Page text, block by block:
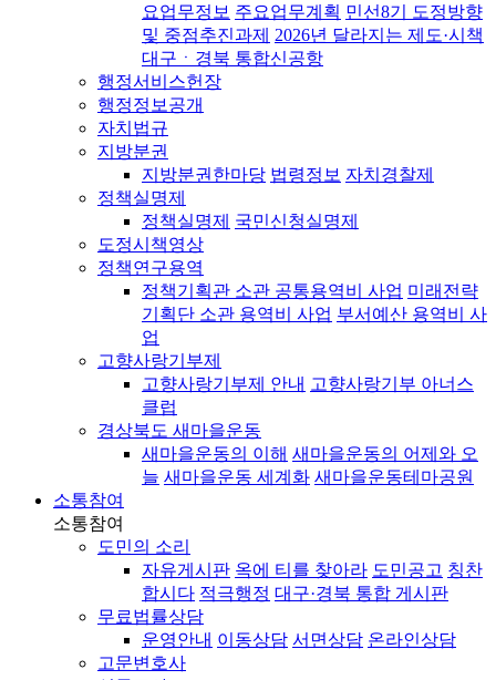
요업무정보 주요업무계획 민선8기 도정방향
및 중점추진과제 2026년 달라지는 제도·시책
대구ㆍ경북 통합신공항
행정서비스헌장
행정정보공개
자치법규
지방분권
지방분권한마당 법령정보 자치경찰제
정책실명제
정책실명제 국민신청실명제
도정시책영상
정책연구용역
정책기획관 소관 공통용역비 사업 미래전략
기획단 소관 용역비 사업 부서예산 용역비 사
업
고향사랑기부제
고향사랑기부제 안내 고향사랑기부 아너스
클럽
경상북도 새마을운동
새마을운동의 이해 새마을운동의 어제와 오
늘 새마을운동 세계화 새마을운동테마공원
소통참여
소통참여
도민의 소리
자유게시판 옥에 티를 찾아라 도민공고 칭찬
합시다 적극행정 대구·경북 통합 게시판
무료법률상담
운영안내 이동상담 서면상담 온라인상담
고문변호사